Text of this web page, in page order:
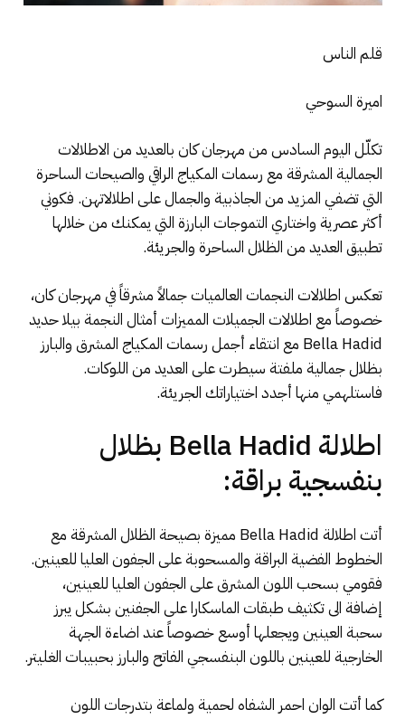
قلم الناس
اميرة السوحي
تكلّل اليوم السادس من مهرجان كان بالعديد من الاطلالات
الجمالية المشرقة مع رسمات المكياج الراقي والصيحات الساحرة
التي تضفي المزيد من الجاذبية والجمال على اطلالاتهن. فكوني
أكثر عصرية واختاري التموجات البارزة التي يمكنك من خلالها
تطبيق العديد من الظلال الساحرة والجريئة.
تعكس اطلالات النجمات العالميات جمالاً مشرقاً في مهرجان كان،
خصوصاً مع اطلالات الجميلات المميزات أمثال النجمة بيلا حديد
Bella Hadid مع انتقاء أجمل رسمات المكياج المشرق والبارز
بظلال جمالية ملفتة سيطرت على العديد من اللوكات.
فاستلهمي منها أجدد اختياراتك الجريئة.
اطلالة Bella Hadid بظلال
بنفسجية براقة:
أتت اطلالة Bella Hadid مميزة بصيحة الظلال المشرقة مع
الخطوط الفضية البراقة والمسحوبة على الجفون العليا للعينين.
فقومي بسحب اللون المشرق على الجفون العليا للعينين،
إضافة الى تكثيف طبقات الماسكارا على الجفنين بشكل يبرز
سحبة العينين ويجعلها أوسع خصوصاً عند اضاءة الجهة
الخارجية للعينين باللون البنفسجي الفاتح والبارز بحبيبات الغليتر.
كما أتت الوان احمر الشفاه لحمية ولماعة بتدرجات اللون